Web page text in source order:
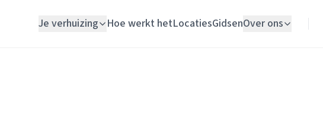
Je verhuizing Hoe werkt hetLocatiesGidsenOver ons